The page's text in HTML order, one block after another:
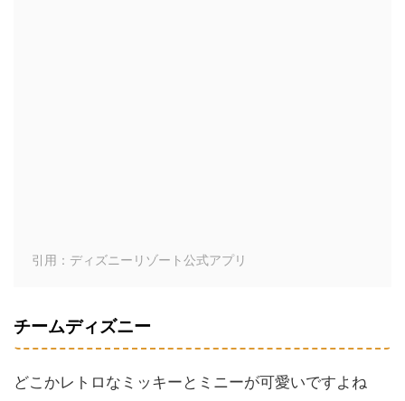
引用：ディズニーリゾート公式アプリ
チームディズニー
どこかレトロなミッキーとミニーが可愛いですよね